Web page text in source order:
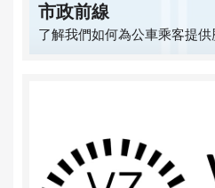
市政前線
了解我們如何為公車乘客提